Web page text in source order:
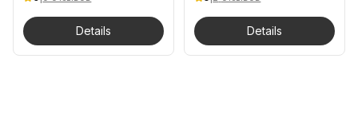
Details Details